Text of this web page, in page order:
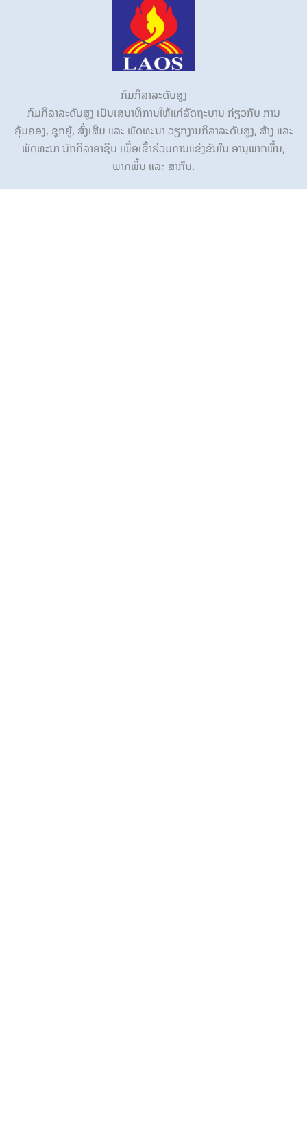
ກົມກິລາລະດັບສູງ
ກົມກິລາລະດັບສູງ ເປັນເສນາທິການໃຫ້ແກ່ລັດຖະບານ ກ່ຽວກັບ ການ
ຄຸ້ມຄອງ, ຊຸກຍູ້, ສົ່ງເສີມ ແລະ ພັດທະນາ ວຽກງານກິລາລະດັບສູງ, ສ້າງ ແລະ
ພັດທະນາ ນັກກິລາອາຊີບ ເພື່ອເຂົ້າຮ່ວມການແຂ່ງຂັນໃນ ອານຸພາກພື້ນ,
ພາກພື້ນ ແລະ ສາກົນ.